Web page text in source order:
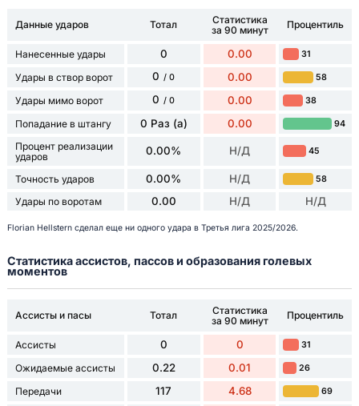
Данные ударов Тотал
Статистика
за 90 минут
Процентиль
Нанесенные удары 0 0.00 31
Удары в створ ворот 0 / 0 0.00 58
Удары мимо ворот 0 / 0 0.00 38
Попадание в штангу 0 Раз (а) 0.00 94
Процент реализации
ударов
0.00% Н/Д 45
Точность ударов 0.00% Н/Д 58
Удары по воротам 0.00 Н/Д Н/Д
Florian Hellstern сделал еще ни одного удара в Третья лига 2025/2026.
Статистика ассистов, пассов и образования голевых
моментов
Ассисты и пасы Тотал
Статистика
за 90 минут
Процентиль
Ассисты 0 0 31
Ожидаемые ассисты 0.22 0.01 26
Передачи 117 4.68 69